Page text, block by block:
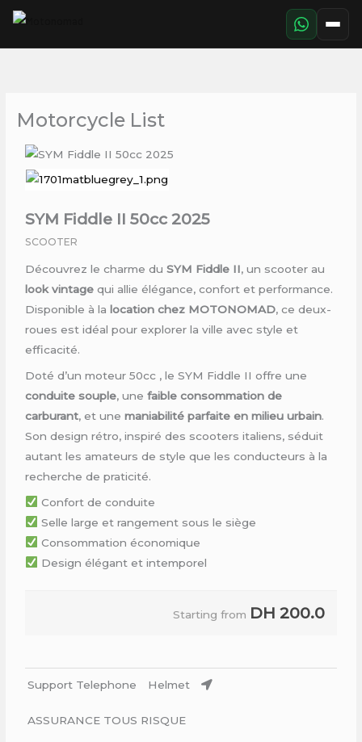
Aller
contenu
Motorcycle List
SYM Fiddle II 50cc 2025
SCOOTER
Découvrez le charme duSYM Fiddle II, un scooter au
look vintage qui allie élégance, confort et performance.
Disponible à la location chez MOTONOMAD, ce deux-
roues est idéal pour explorer la ville avec style et
efficacité.
Doté d’un moteur 50cc , le SYM Fiddle II offre une
conduite souple, unefaible consommation de
carburant, et unemaniabilité parfaite en milieu urbain.
Son design rétro, inspiré des scooters italiens, séduit
autant les amateurs de style que les conducteurs à la
recherche de praticité.
Confort de conduite
Selle large et rangement sous le siège
Consommation économique
Design élégant et intemporel
Starting from DH 200.0
Support Telephone Helmet
ASSURANCE TOUS RISQUE